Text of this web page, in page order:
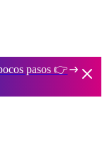
pasos 👉